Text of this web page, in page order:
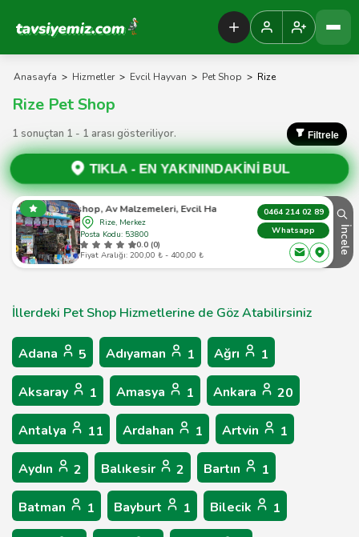
Tavsiyemiz Anasayfa
Anasayfa > Hizmetler > Evcil Hayvan > Pet Shop > Rize
Rize Pet Shop
1 sonuçtan 1 - 1 arası gösteriliyor. Filtrele
TIKLA - EN YAKININDAKİNİ BUL
Petshop, Av Malzemeleri, Evcil Hayvan Ürünleri, Akvaryum
Rize, Merkez
Posta Kodu: 53800
0.0 (0)
Fiyat Aralığı: 200,00 ₺ - 400,00 ₺
0464 214 02 89
Whatsapp
İncele
İllerdeki Pet Shop Hizmetlerine de Göz Atabilirsiniz
Adana 5 Adıyaman 1 Ağrı 1
Aksaray 1 Amasya 1 Ankara 20
Antalya 11 Ardahan 1 Artvin 1
Aydın 2 Balıkesir 2 Bartın 1
Batman 1 Bayburt 1 Bilecik 1